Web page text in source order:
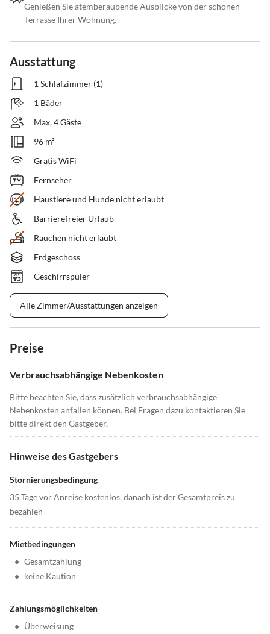
Genießen Sie atemberaubende Ausblicke von der schönen
Terrasse Ihrer Wohnung.
Ausstattung
1 Schlafzimmer (1)
1 Bäder
Max. 4 Gäste
96 m²
Gratis WiFi
Fernseher
Haustiere und Hunde nicht erlaubt
Barrierefreier Urlaub
Rauchen nicht erlaubt
Erdgeschoss
Geschirrspüler
Alle Zimmer/Ausstattungen anzeigen
Preise
Verbrauchsabhängige Nebenkosten
Bitte beachten Sie, dass zusätzlich verbrauchsabhängige
Nebenkosten anfallen können. Bei Fragen dazu kontaktieren Sie
bitte direkt den Gastgeber.
Hinweise des Gastgebers
Stornierungsbedingung
35 Tage vor Anreise kostenlos, danach ist der Gesamtpreis zu
bezahlen
Mietbedingungen
• Gesamtzahlung
• keine Kaution
Zahlungsmöglichkeiten
• Überweisung